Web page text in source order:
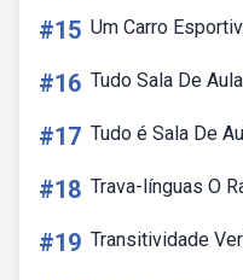
#15 Um Carro
#16 Tudo Sala De
#17 Tudo é Sala De
#18 Trava-línguas O
#19 Transitividade